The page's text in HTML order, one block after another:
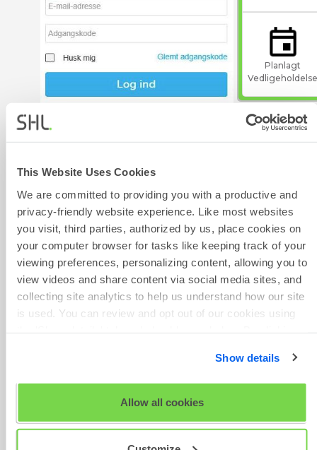
This Website Uses Cookies
We are committed to providing you with a productive and
privacy-friendly website experience. Like most websites
you visit, third parties, authorized by us, place cookies on
your computer browser for tasks like keeping track of your
viewing preferences, personalizing content, allowing you to
view videos and share content via social media sites, and
collecting site analytics to help us understand how our site
is used. You can review and opt out of our cookies using
View our fullSHL Privacy StatementorSHL Cookie
Show details
Allow all cookies
Indtast dine oplysninger i de
obligatoriske felter, og klik på
Indsend
. Sørg for at sikre dig, at
du kan huske det password, du
logge ind igen på et senere
Planlagt
Vedligeholdelse